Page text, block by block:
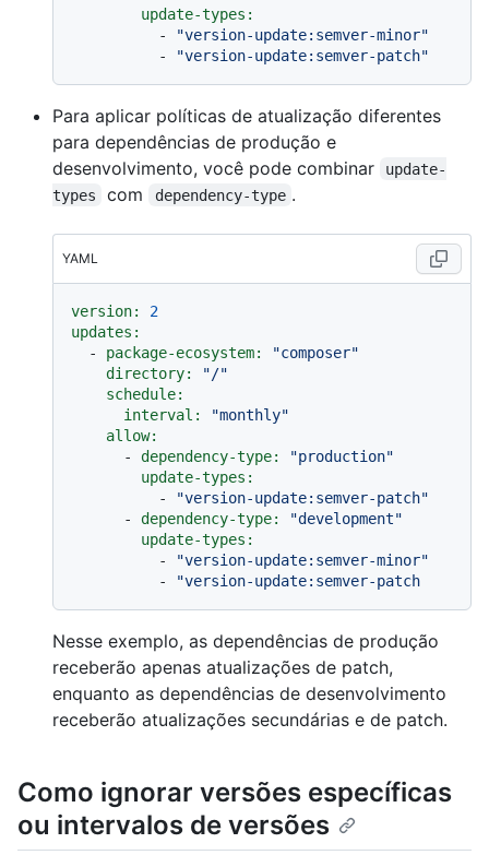
update-types:
-
"version-update:semver-minor"
-
"version-update:semver-patch"
Para aplicar políticas de atualização diferentes
para dependências de produção e
desenvolvimento, você pode combinar
update-
types
com dependency-type .
YAML
version:
2
updates:
-
package-ecosystem:
"composer"
directory:
"/"
schedule:
interval:
"monthly"
allow:
-
dependency-type:
"production"
update-types:
-
"version-update:semver-patch"
-
dependency-type:
"development"
update-types:
-
"version-update:semver-minor"
-
Nesse exemplo, as dependências de produção
receberão apenas atualizações de patch,
enquanto as dependências de desenvolvimento
receberão atualizações secundárias e de patch.
Como ignorar versões específicas
ou intervalos de versões